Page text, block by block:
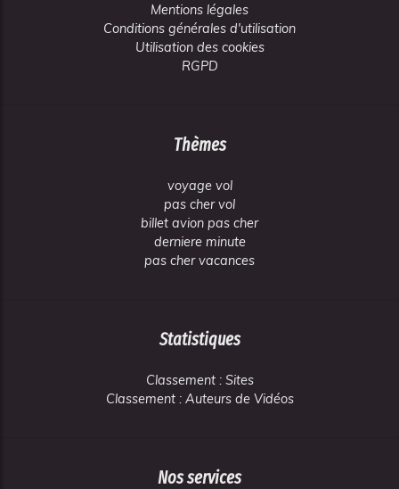
Mentions légales
Conditions générales d'utilisation
Utilisation des cookies
RGPD
Thèmes
voyage vol
pas cher vol
billet avion pas cher
derniere minute
pas cher vacances
Statistiques
Classement : Sites
Classement : Auteurs de Vidéos
Nos services